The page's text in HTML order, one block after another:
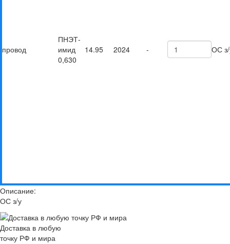
провод
ПНЭТ-
имид
0,630
14.95 2024 - ОС
Описание:
ОС з/у
Доставка в любую
точку РФ и мира